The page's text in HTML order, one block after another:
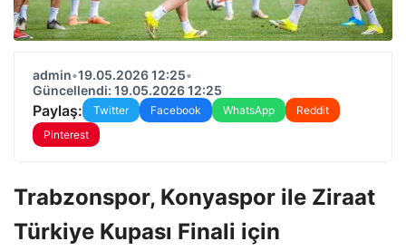
admin•19.05.2026 12:25•
Güncellendi: 19.05.2026 12:25
Paylaş: Twitter Facebook WhatsApp
Reddit
Pinterest
Trabzonspor, Konyaspor ile Ziraat
Türkiye Kupası Finali için